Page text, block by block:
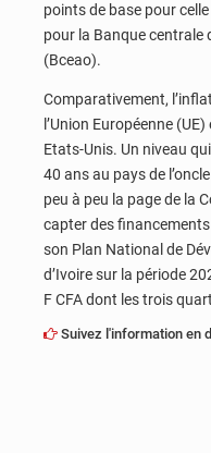
points de base pour
pour la Banque centrale
(Bceao).
Comparativement,
l’Union Européenne
Etats-Unis. Un niveau
40 ans au pays de
peu à peu la page de la
capter des
son Plan National de
d’Ivoire sur la période
F CFA dont les trois
Suivez l'information en